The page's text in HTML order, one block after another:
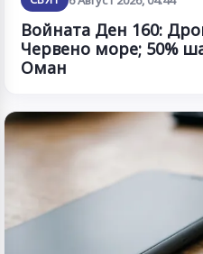
Войната Ден 160:
Червено море; 50%
Оман